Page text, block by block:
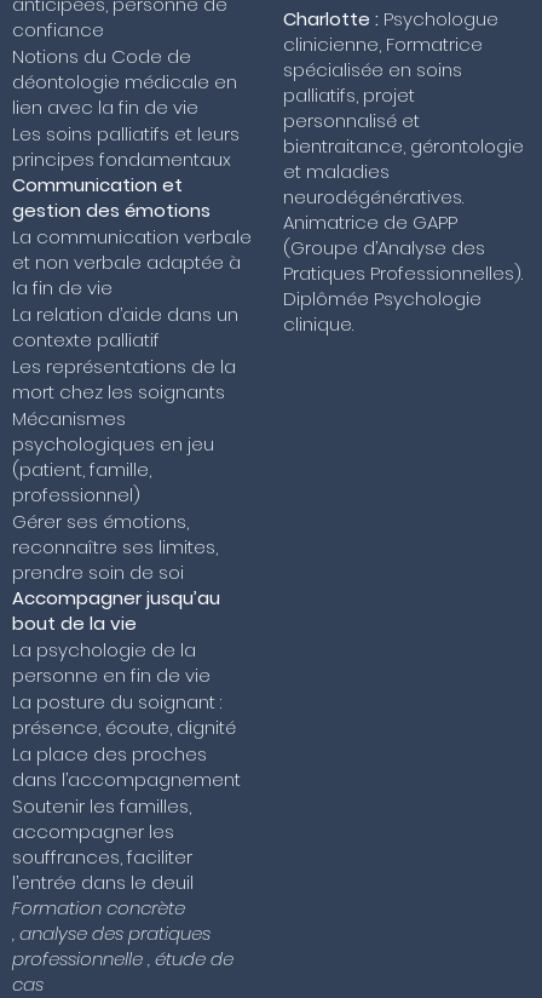
confiance
Notions du Code de
déontologie médicale en
lien avec la fin de vie
Les soins palliatifs et leurs
principes fondamentaux
Communication et
gestion des émotions
La communication verbale
et non verbale adaptée à
la fin de vie
La relation d’aide dans un
contexte palliatif
Les représentations de la
mort chez les soignants
Mécanismes
psychologiques en jeu
(patient, famille,
professionnel)
Gérer ses émotions,
reconnaître ses limites,
prendre soin de soi
Accompagner jusqu’au
bout de la vie
La psychologie de la
personne en fin de vie
La posture du soignant :
présence, écoute, dignité
La place des proches
dans l’accompagnement
Soutenir les familles,
accompagner les
souffrances, faciliter
l’entrée dans le deuil
Formation concrète
, analyse des pratiques
professionnelle , étude de
cas
Charlotte : Psychologue
clinicienne, Formatrice
spécialisée en soins
palliatifs, projet
personnalisé et
bientraitance, gérontologie
et maladies
neurodégénératives.
Animatrice de GAPP
(Groupe d’Analyse des
Pratiques Professionnelles).
Diplômée Psychologie
clinique.